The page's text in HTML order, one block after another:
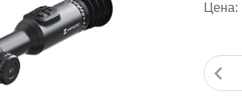
Цена: